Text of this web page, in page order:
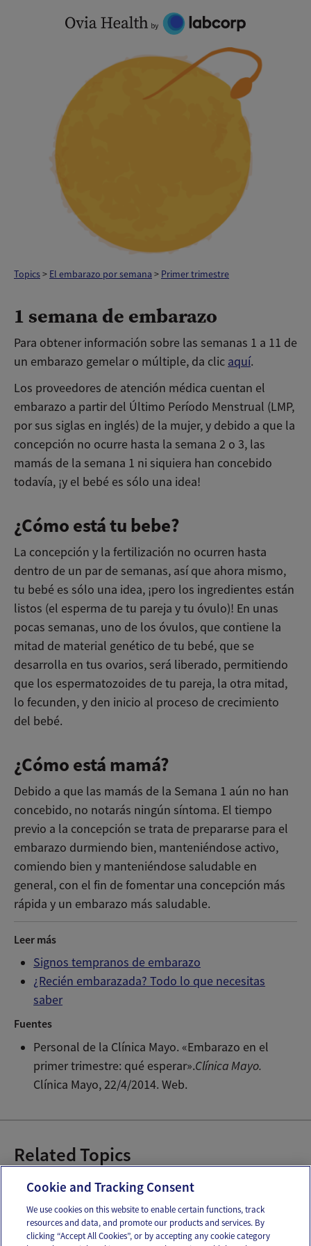
Topics> El embarazo por semana > Primer trimestre
1 semana de embarazo
Para obtener información sobre las semanas 1 a 11 de
un embarazo gemelar o múltiple, da clic aquí.
Los proveedores de atención médica cuentan el
embarazo a partir del Último Período Menstrual (LMP,
por sus siglas en inglés) de la mujer, y debido a que la
concepción no ocurre hasta la semana 2 o 3, las
mamás de la semana 1 ni siquiera han concebido
todavía, ¡y el bebé es sólo una idea!
¿Cómo está tu bebe?
La concepción y la fertilización no ocurren hasta
dentro de un par de semanas, así que ahora mismo,
tu bebé es sólo una idea, ¡pero los ingredientes están
listos (el esperma de tu pareja y tu óvulo)! En unas
pocas semanas, uno de los óvulos, que contiene la
mitad de material genético de tu bebé, que se
desarrolla en tus ovarios, será liberado, permitiendo
que los espermatozoides de tu pareja, la otra mitad,
lo fecunden, y den inicio al proceso de crecimiento
del bebé.
¿Cómo está mamá?
Debido a que las mamás de la Semana 1 aún no han
concebido, no notarás ningún síntoma. El tiempo
previo a la concepción se trata de prepararse para el
embarazo durmiendo bien, manteniéndose activo,
comiendo bien y manteniéndose saludable en
general, con el fin de fomentar una concepción más
rápida y un embarazo más saludable.
Leer más
Signos tempranos de embarazo
¿Recién embarazada? Todo lo que necesitas
saber
Fuentes
Personal de la Clínica Mayo. «Embarazo en el
primer trimestre: qué esperar».Clínica Mayo.
Clínica Mayo, 22/4/2014. Web.
Related Topics
1-13 Semanas de embarazo
Email Text
Cookie and Tracking Consent
We use cookies on this website to enable certain functions, track
resources and data, and promote our products and services. By
clicking “Accept All Cookies”, or by accepting any cookie category